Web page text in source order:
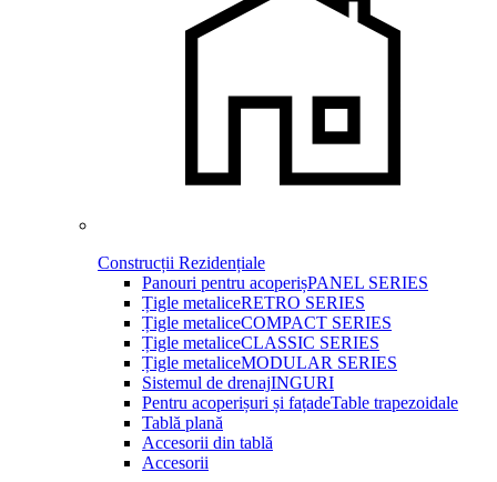
Construcții Rezidențiale
Panouri pentru acoperișPANEL SERIES
Țigle metaliceRETRO SERIES
Țigle metaliceCOMPACT SERIES
Țigle metaliceCLASSIC SERIES
Țigle metaliceMODULAR SERIES
Sistemul de drenajINGURI
Pentru acoperișuri și fațadeTable trapezoidale
Tablă plană
Accesorii din tablă
Accesorii